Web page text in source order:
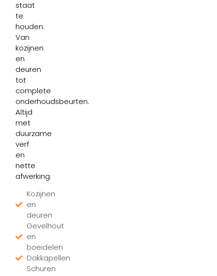
staat
te
houden.
Van
kozijnen
en
deuren
tot
complete
onderhoudsbeurten.
Altijd
met
duurzame
verf
en
nette
afwerking.
Kozijnen
en
deuren
Gevelhout
en
boeidelen
Dakkapellen
Schuren